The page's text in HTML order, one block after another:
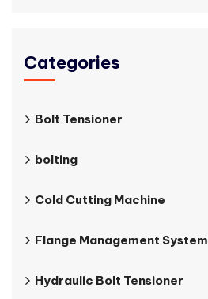
Categories
Bolt Tensioner
bolting
Cold Cutting Machine
Flange Management System
Hydraulic Bolt Tensioner